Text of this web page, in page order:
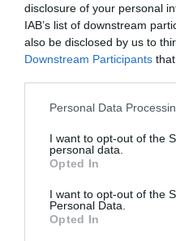
disclosure of your personal
IAB’s list of downstream
also be disclosed by us to
Downstream Participants
Personal Data
I want to opt-out of the
personal data.
Opted In
I want to opt-out of the
Personal Data.
Opted In
kot Kitajsko glede
protiraketnega
Sistem naj bi v prvi
pred morebitnimi
Severne Koreje, a
zmogljivostim.
za prenovo države.
Naredil bom veliko